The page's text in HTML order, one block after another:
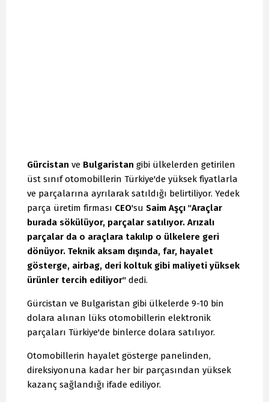
Gürcistan ve Bulgaristan gibi ülkelerden getirilen
üst sınıf otomobillerin Türkiye'de yüksek fiyatlarla
ve parçalarına ayrılarak satıldığı belirtiliyor. Yedek
parça üretim firması CEO'su Saim Aşçı "Araçlar
burada sökülüyor, parçalar satılıyor. Arızalı
parçalar da o araçlara takılıp o ülkelere geri
dönüyor. Teknik aksam dışında, far, hayalet
gösterge, airbag, deri koltuk gibi maliyeti yüksek
ürünler tercih ediliyor" dedi.
Gürcistan ve Bulgaristan gibi ülkelerde 9-10 bin
dolara alınan lüks otomobillerin elektronik
parçaları Türkiye'de binlerce dolara satılıyor.
Otomobillerin hayalet gösterge panelinden,
direksiyonuna kadar her bir parçasından yüksek
kazanç sağlandığı ifade ediliyor.